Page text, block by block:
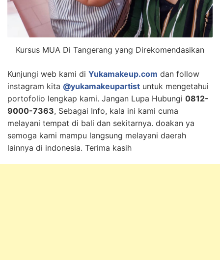
Kursus MUA Di Tangerang yang Direkomendasikan
Kunjungi web kami di Yukamakeup.com dan follow
instagram kita @yukamakeupartist untuk mengetahui
portofolio lengkap kami. Jangan Lupa Hubungi 0812-
9000-7363, Sebagai Info, kala ini kami cuma
melayani tempat di bali dan sekitarnya. doakan ya
semoga kami mampu langsung melayani daerah
lainnya di indonesia. Terima kasih